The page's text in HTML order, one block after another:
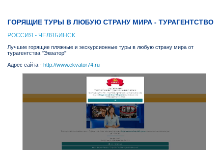
ГОРЯЩИЕ ТУРЫ В ЛЮБУЮ СТРАНУ МИРА - ТУРАГЕНТСТВО
РОССИЯ - ЧЕЛЯБИНСК
Лучшие горящие пляжные и экскурсионные туры в любую страну мира от
турагентства "Экватор"
Адрес сайта - http://www.ekvator74.ru